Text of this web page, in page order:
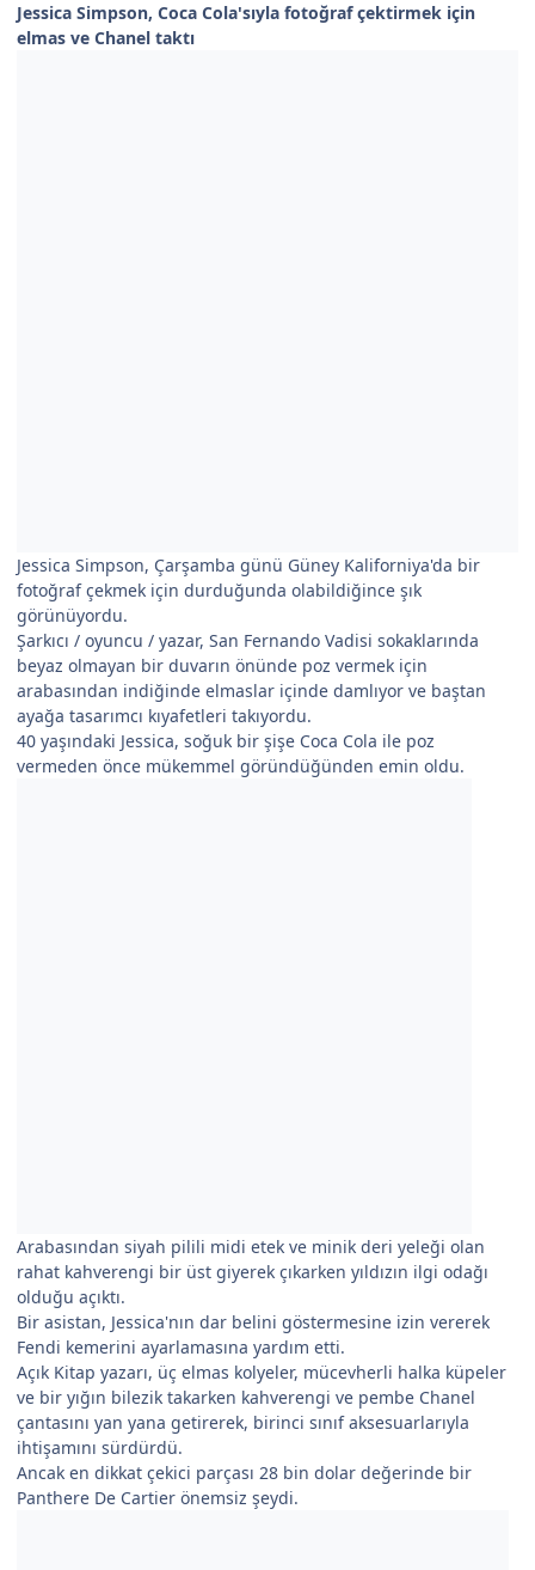
Jessica Simpson, Coca Cola'sıyla fotoğraf çektirmek için
elmas ve Chanel taktı
Jessica Simpson, Çarşamba günü Güney Kaliforniya'da bir
fotoğraf çekmek için durduğunda olabildiğince şık
görünüyordu.
Şarkıcı / oyuncu / yazar, San Fernando Vadisi sokaklarında
beyaz olmayan bir duvarın önünde poz vermek için
arabasından indiğinde elmaslar içinde damlıyor ve baştan
ayağa tasarımcı kıyafetleri takıyordu.
40 yaşındaki Jessica, soğuk bir şişe Coca Cola ile poz
vermeden önce mükemmel göründüğünden emin oldu.
Arabasından siyah pilili midi etek ve minik deri yeleği olan
rahat kahverengi bir üst giyerek çıkarken yıldızın ilgi odağı
olduğu açıktı.
Bir asistan, Jessica'nın dar belini göstermesine izin vererek
Fendi kemerini ayarlamasına yardım etti.
Açık Kitap yazarı, üç elmas kolyeler, mücevherli halka küpeler
ve bir yığın bilezik takarken kahverengi ve pembe Chanel
çantasını yan yana getirerek, birinci sınıf aksesuarlarıyla
ihtişamını sürdürdü.
Ancak en dikkat çekici parçası 28 bin dolar değerinde bir
Panthere De Cartier önemsiz şeydi.